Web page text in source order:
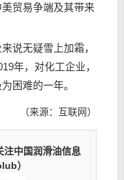
贸易争端及其带来
无疑雪上加霜，
年，对化工企业，
困难的一年。
（来源：互联网）
注中国润滑油信息
）